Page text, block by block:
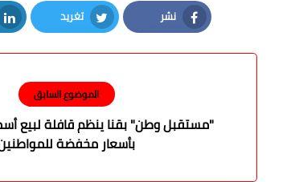
نشر
Facebook
تغريد
Twitter
الموضوع السابق
"مستقبل وطن" بقنا ينظم قافلة لبيع
بأسعار مخفضة